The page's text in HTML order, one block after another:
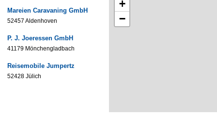
Mareien Caravaning GmbH
52457 Aldenhoven
P. J. Joeressen GmbH
41179 Mönchengladbach
Reisemobile Jumpertz
52428 Jülich
+
−